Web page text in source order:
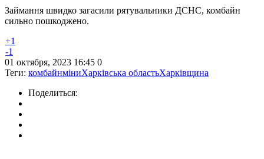
Займання швидко загасили рятувальники ДСНС, комбайн
сильно пошкоджено.
+1
-1
01 октября, 2023 16:45 0
Теги: комбайнміниХарківська областьХарківщина
Поделиться: